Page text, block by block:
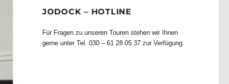
JODOCK – HOTLINE
Für Fragen zu unseren Touren stehen wir Ihnen
gerne unter Tel. 030 – 61 28 05 37 zur Verfügung.